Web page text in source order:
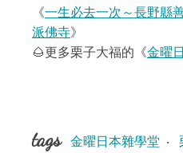
《一生必去一次～長野縣
派佛寺》
🌰更多栗子大福的《金曜
tags 金曜日本雜學堂 ‧